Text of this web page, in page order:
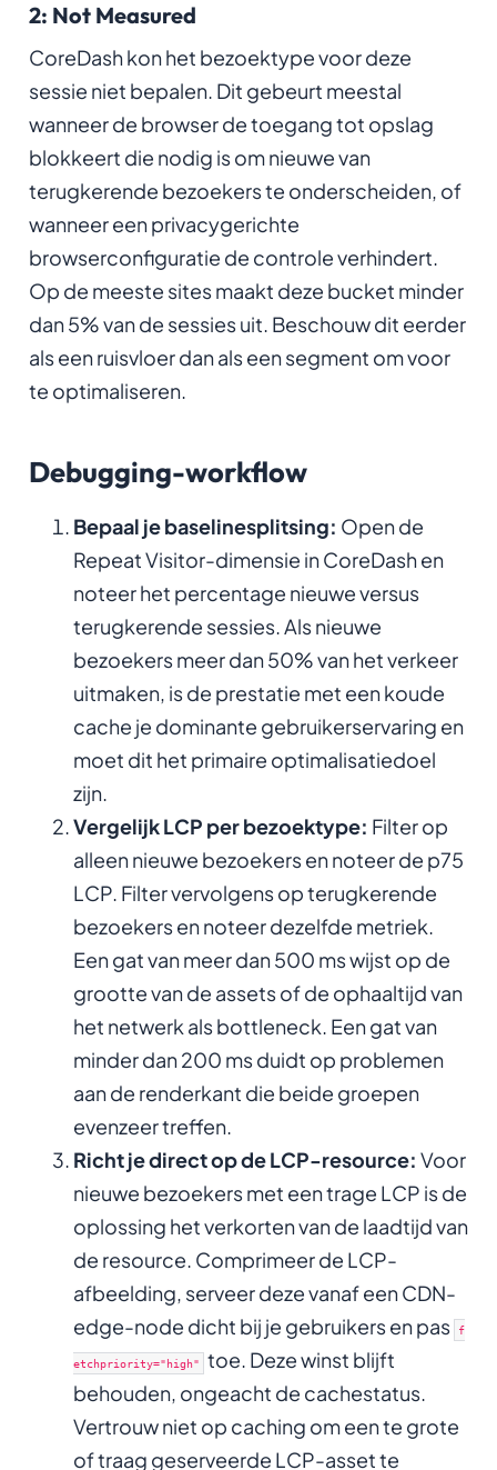
2: Not Measured
CoreDash kon het bezoektype voor deze
sessie niet bepalen. Dit gebeurt meestal
wanneer de browser de toegang tot opslag
blokkeert die nodig is om nieuwe van
terugkerende bezoekers te onderscheiden, of
wanneer een privacygerichte
browserconfiguratie de controle verhindert.
Op de meeste sites maakt deze bucket minder
dan 5% van de sessies uit. Beschouw dit eerder
als een ruisvloer dan als een segment om voor
te optimaliseren.
Debugging-workflow
Bepaal je baselinesplitsing: Open de
Repeat Visitor-dimensie in CoreDash en
noteer het percentage nieuwe versus
terugkerende sessies. Als nieuwe
bezoekers meer dan 50% van het verkeer
uitmaken, is de prestatie met een koude
cache je dominante gebruikerservaring en
moet dit het primaire optimalisatiedoel
zijn.
Vergelijk LCP per bezoektype: Filter op
alleen nieuwe bezoekers en noteer de p75
LCP. Filter vervolgens op terugkerende
bezoekers en noteer dezelfde metriek.
Een gat van meer dan 500 ms wijst op de
grootte van de assets of de ophaaltijd van
het netwerk als bottleneck. Een gat van
minder dan 200 ms duidt op problemen
aan de renderkant die beide groepen
evenzeer treffen.
Richt je direct op de LCP-resource: Voor
nieuwe bezoekers met een trage LCP is de
oplossing het verkorten van de laadtijd van
de resource. Comprimeer de LCP-
afbeelding, serveer deze vanaf een CDN-
edge-node dicht bij je gebruikers en pas
f
etchpriority="high" toe. Deze winst blijft
behouden, ongeacht de cachestatus.
Vertrouw niet op caching om een te grote
of traag geserveerde LCP-asset te